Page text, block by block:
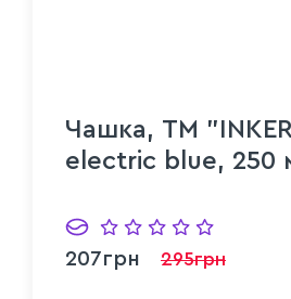
Чашка, ТМ
electric blue, 250
207грн 295грн